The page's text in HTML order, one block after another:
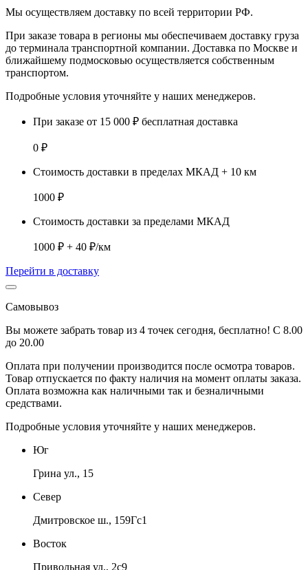
Мы осуществляем доставку по всей территории РФ.
При заказе товара в регионы мы обеспечиваем доставку груза
до терминала транспортной компании. Доставка по Москве и
ближайшему подмосковью осуществляется собственным
транспортом.
Подробные условия уточняйте у наших менеджеров.
При заказе от 15 000 ₽ бесплатная доставка
0 ₽
Стоимость доставки в пределах МКАД + 10 км
1000 ₽
Стоимость доставки за пределами МКАД
1000 ₽ + 40 ₽/км
Перейти в доставку
Самовывоз
Вы можете забрать товар из 4 точек сегодня, бесплатно! С 8.00
до 20.00
Оплата при получении производится после осмотра товаров.
Товар отпускается по факту наличия на момент оплаты заказа.
Оплата возможна как наличными так и безналичными
средствами.
Подробные условия уточняйте у наших менеджеров.
Юг
Грина ул., 15
Север
Дмитровское ш., 159Гс1
Восток
Привольная ул., 2с9